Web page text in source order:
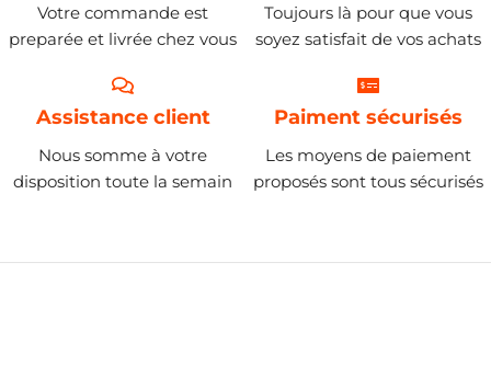
Votre commande est
preparée et livrée chez vous
Toujours là pour que vous
soyez satisfait de vos achats
Assistance client
Nous somme à votre
disposition toute la semain
Paiment sécurisés
Les moyens de paiement
proposés sont tous sécurisés